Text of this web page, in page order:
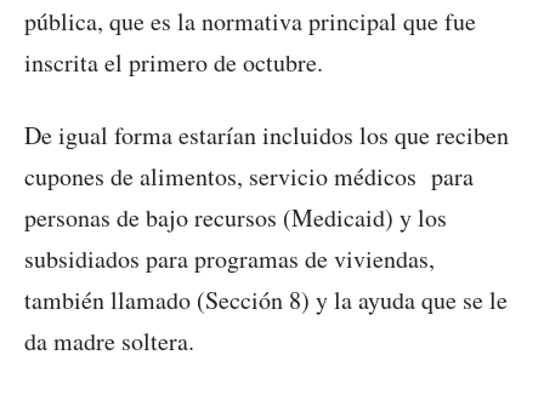
pública, que es la normativa principal que fue
inscrita el primero de octubre.
De igual forma estarían incluidos los que reciben
cupones de alimentos, servicio médicos para
personas de bajo recursos (Medicaid) y los
subsidiados para programas de viviendas,
también llamado (Sección 8) y la ayuda que se le
da madre soltera.